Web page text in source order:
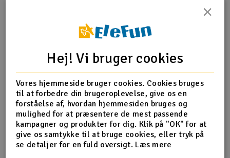
Radio udstyr
Raketter
Scooter & elkøretøj
Slot racing
Smarthjem, leg og hobby
Produktinfo Tip din ven Anmeldelser
Produkt information
Hyperion 2,3 mm adapter M5
×
Hej! Vi bruger cookies
Vores hjemmeside bruger cookies. Cookies bruges
til at forbedre din brugeroplevelse, give os en
forståelse af, hvordan hjemmesiden bruges og
mulighed for at præsentere de mest passende
kampagner og produkter for dig. Klik på "OK" for at
give os samtykke til at bruge cookies, eller tryk på
se detaljer for en fuld oversigt. Læs mere